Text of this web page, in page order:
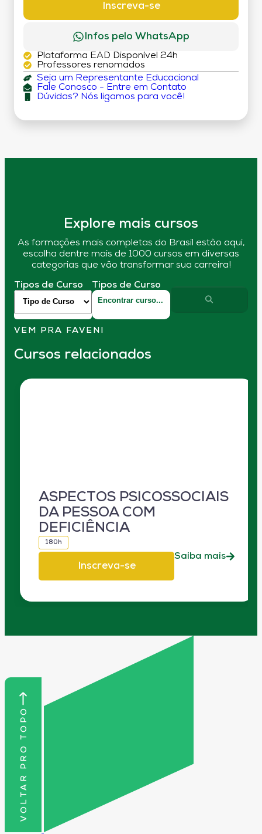
Inscreva-se
Infos pelo WhatsApp
Plataforma EAD Disponível 24h
Professores renomados
Seja um Representante Educacional
Fale Conosco - Entre em Contato
Dúvidas? Nós ligamos para você!
Explore mais cursos
As formações mais completas do Brasil estão aqui,
escolha dentre mais de 1000 cursos em diversas
categorias que vão transformar sua carreira!
Tipos de Curso Tipos de Curso
VEM PRA FAVENI
Cursos relacionados
ASPECTOS PSICOSSOCIAIS
DA PESSOA COM
DEFICIÊNCIA
180h
Inscreva-se
Saiba mais
VOLTAR PRO TOPO